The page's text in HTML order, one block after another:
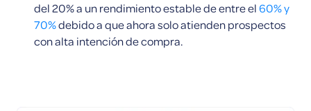
del 20% a un rendimiento estable de entre el60% y
70%debido a que ahora solo atienden prospectos
con alta intención de compra.